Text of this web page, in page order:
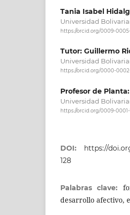
Tania Isabel
Universidad
https://orcid.org/0009-0005-
Tutor: Guillermo
Universidad
https://orcid.org/0000-
Profesor de
Universidad
https://orcid.org/0009-
DOI: https://
128
Palabras clave:
desarrollo afectivo,